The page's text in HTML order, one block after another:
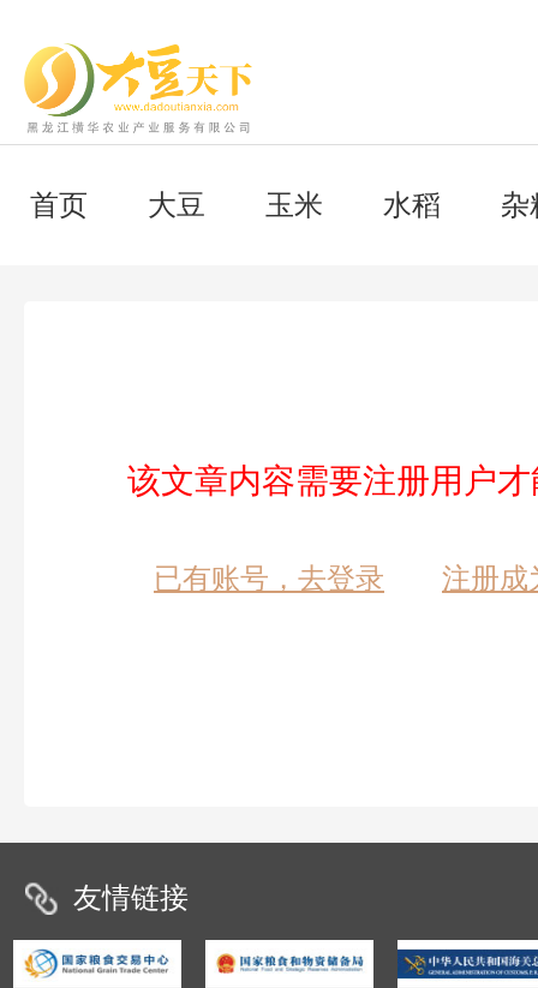
首页 大豆 玉米 水稻 杂
该文章内容需要注册用户
已有账号，去登录 注册成
友情链接